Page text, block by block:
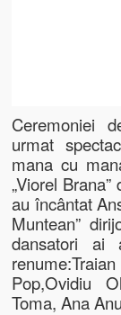
Ceremoniei
urmat
mana cu
„Viorel
au încântat
Muntean”
dansatori ai
Pop,Ovidiu
Toma, Ana